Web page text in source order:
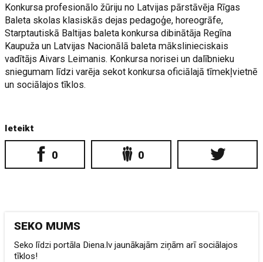
Konkursa profesionālo žūriju no Latvijas pārstāvēja Rīgas
Baleta skolas klasiskās dejas pedagoģe, horeogrāfe,
Starptautiskā Baltijas baleta konkursa dibinātāja Regīna
Kaupuža un Latvijas Nacionālā baleta mākslinieciskais
vadītājs Aivars Leimanis. Konkursa norisei un dalībnieku
sniegumam līdzi varēja sekot konkursa oficiālajā tīmekļvietnē
un sociālajos tīklos.
Ieteikt
0 0
SEKO MUMS
Seko līdzi portāla Diena.lv jaunākajām ziņām arī sociālajos
tīklos!